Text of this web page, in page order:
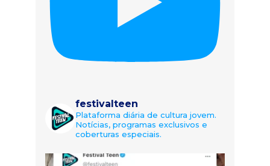
festivalteen
Plataforma diária de cultura jovem.
Notícias, programas exclusivos e
coberturas especiais.